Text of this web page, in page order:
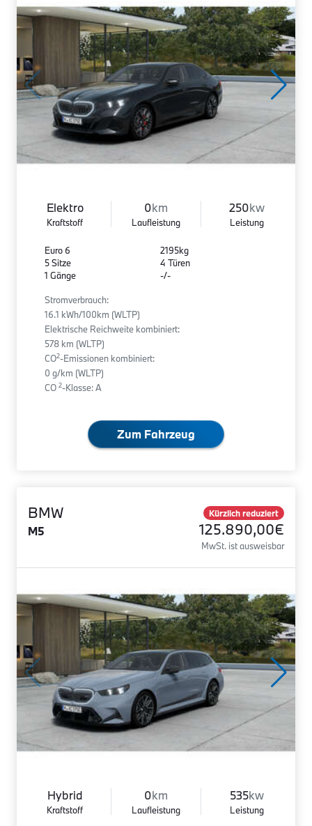
Elektro
Kraftstoff
0km
Laufleistung
250kw
Leistung
Euro 6
5 Sitze
1 Gänge
2195kg
4 Türen
-/-
Stromverbrauch:
16.1 kWh/100km (WLTP)
Elektrische Reichweite kombiniert:
578 km (WLTP)
CO2-Emissionen kombiniert:
0 g/km (WLTP)
CO 2-Klasse: A
Zum Fahrzeug
BMW
M5
Kürzlich reduziert
125.890,00€
MwSt. ist ausweisbar
Hybrid
Kraftstoff
0km
Laufleistung
535kw
Leistung